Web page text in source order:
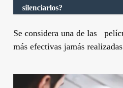
silenciarlos?
Se considera una de las
más efectivas jamás